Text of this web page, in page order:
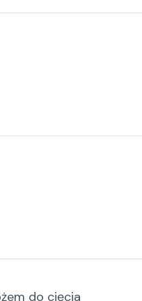
do cięcia